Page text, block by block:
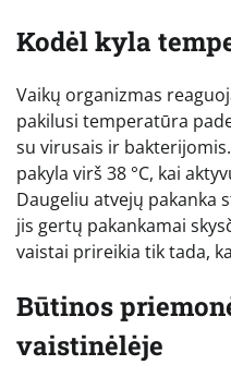
Kodėl kyla
Vaikų organizmas
pakilusi temperatūra
su virusais ir
pakyla virš 38 °C, kai
Daugeliu atvejų pakanka
jis gertų pakankamai
vaistai prireikia tik tada,
Būtinos
vaistinėlėje